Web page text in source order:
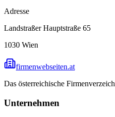
Adresse
Landstraßer Hauptstraße 65
1030 Wien
firmenwebseiten.at
Das österreichische
Unternehmen